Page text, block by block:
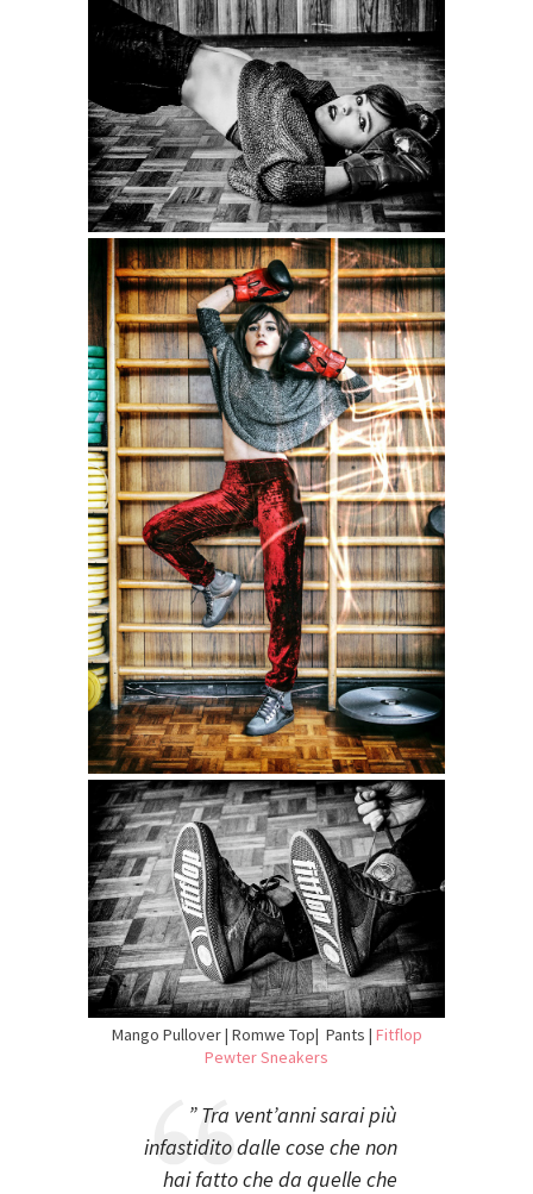
Mango Pullover | Romwe Top| Pants | Fitflop
Pewter Sneakers
” Tra vent’anni sarai più
infastidito dalle cose che non
hai fatto che da quelle che